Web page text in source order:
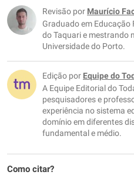
Este conteúdo não tem a
Outro
Revisão por Maurício
Graduado em Educação
do Taquari e mestrando
Universidade do Porto.
Edição por Equipe do
A Equipe Editorial do
pesquisadores e
experiência no sistema
domínio em diferentes
fundamental e médio.
Como citar?